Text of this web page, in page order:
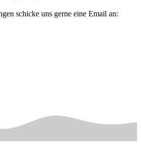
schicke uns gerne eine Email an: